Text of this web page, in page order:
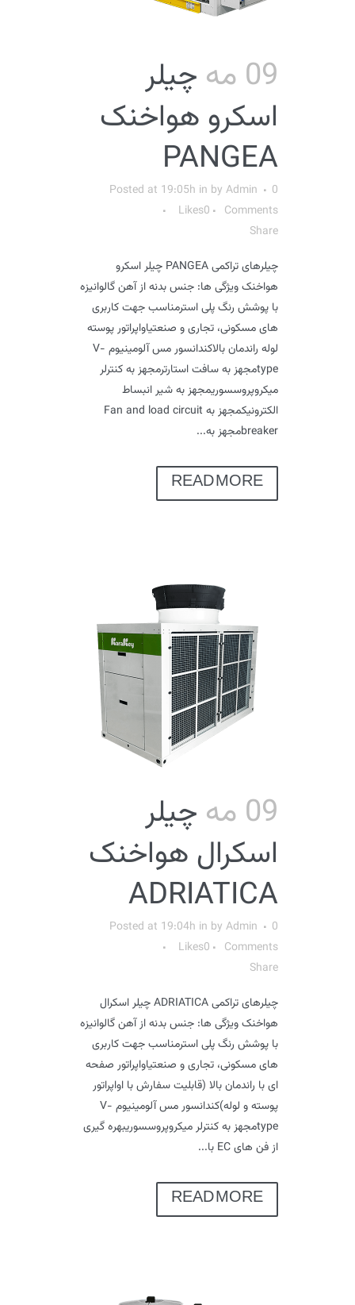
09 مه
چیلر
اسکرو هواخنک
PANGEA
Posted at 19:05h in by Admin
0
Comments
0
Likes
Share
چیلرهای تراکمی PANGEA چیلر اسکرو
هواخنک ویژگی ها: جنس بدنه از آهن گالوانیزه
با پوشش رنگ پلی استرمناسب جهت کاربری
های مسکونی، تجاری و صنعتیاواپراتور پوسته
لوله راندمان بالاکندانسور مس آلومینیوم V-
typeمجهز به سافت استارترمجهز به کنترلر
میکروپروسسوریمجهز به شیر انبساط
الکترونیکمجهز به Fan and load circuit
breakerمجهز به...
READ MORE
09 مه
چیلر
اسکرال هواخنک
ADRIATICA
Posted at 19:04h in by Admin
0
Comments
0
Likes
Share
چیلرهای تراکمی ADRIATICA چیلر اسکرال
هواخنک ویژگی ها: جنس بدنه از آهن گالوانیزه
با پوشش رنگ پلی استرمناسب جهت کاربری
های مسکونی، تجاری و صنعتیاواپراتور صفحه
ای با راندمان بالا (قابلیت سفارش با اواپراتور
پوسته و لوله)کندانسور مس آلومینیوم V-
typeمجهز به کنترلر میکروپروسسوریبهره گیری
از فن های EC با...
READ MORE